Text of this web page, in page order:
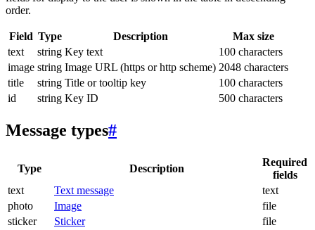
order.
Field Type Description
Max size
text
string Key text
100 characters
image string Image URL (https or http scheme) 2048 characters
title
string Title or tooltip key
100 characters
id
string Key ID 500 characters
Message types#
Type Description
Required
fields
text
Text message
text
photo
Image
file
sticker
Sticker
file